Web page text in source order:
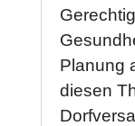
Planung
diesen